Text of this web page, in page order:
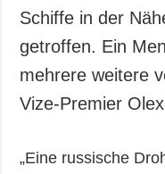
Schiffe in der
getroffen. Ein
mehrere weitere
Vize-Premier
„Eine russische